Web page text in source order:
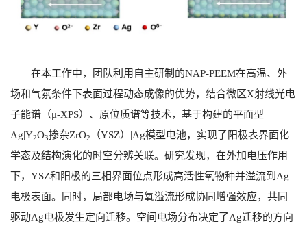
在本工作中，团队利用自主研制的NAP-PEEM在高温、外
场和气氛条件下表面过程动态成像的优势，结合微区X射线光电
子能谱（μ-XPS）、原位质谱等技术，基于构建的平面型
Ag|Y2O3掺杂ZrO2 （YSZ） |Ag模型电池，实现了阳极表界面化
学态及结构演化的时空分辨关联。研究发现，在外加电压作用
下， YSZ和阳极的三相界面位点形成高活性氧物种并溢流到 Ag
电极表面。同时，局部电场与氧溢流形成协同增强效应，共同
驱动Ag电极发生定向迁移。空间电场分布决定了Ag迁移的方向